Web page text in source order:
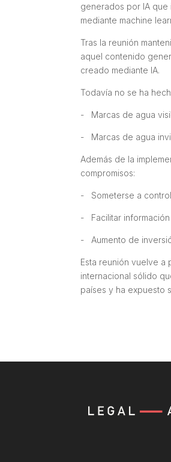
generados por IA que
mediante machine
Tras la reunión
aquel contenido
creado mediante IA.
Todavía no se ha
- Marcas de agua
- Marcas de agua
Además de la
compromisos:
- Someterse a
- Facilitar
- Aumento de
Esta reunión vuelve
internacional sólido
países y ha expuesto